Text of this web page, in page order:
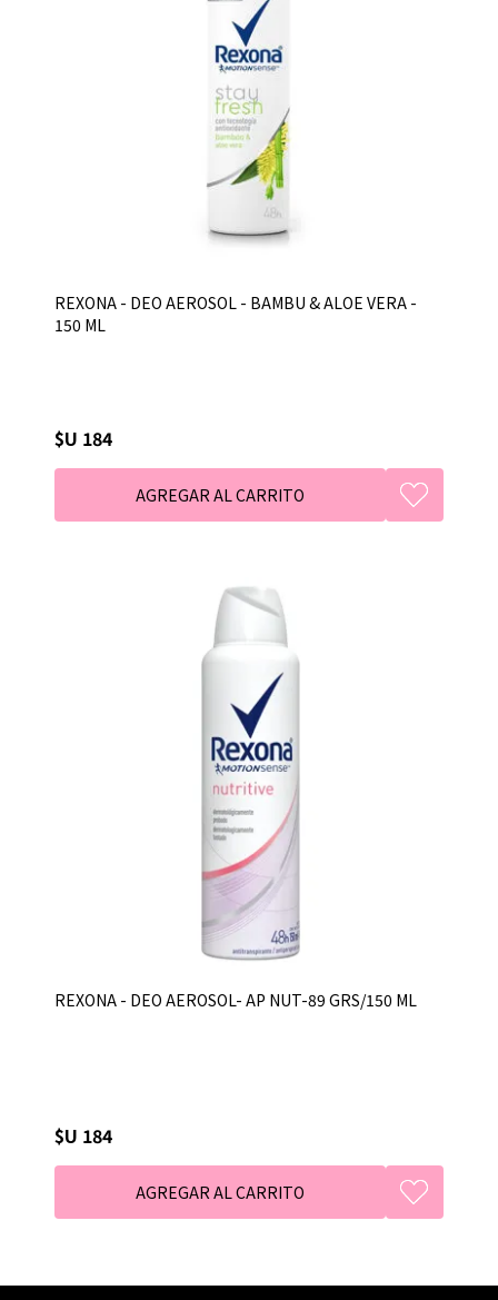
REXONA - DEO AEROSOL - BAMBU & ALOE VERA -
150 ML
$U 184
REXONA - DEO AEROSOL- AP NUT-89 GRS/150 ML
$U 184